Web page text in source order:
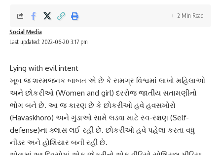
Last updated: 2022-06-20 3:17 pm
Social Media
2 Min Read
Lying with evil intent
ખૂબ જ શરમજનક બાબત એ છે કે સમગ્ર વિશ્વમાં લાખો મહિલાઓ
અને છોકરીઓ (Women and girl) દરરોજ જાતીય સતામણીનો
ભોગ બને છે. આ જ કારણ છે કે છોકરીઓ હવે હવસખોરો
(Havaskhoro) અને ગુંડાઓ સામે લડવા માટે સ્વ-રક્ષણ (Self-
defense)ના ક્લાસ લઈ રહી છે. છોકરીઓ હવે પહેલા કરતા વધુ
નીડર અને હોશિયાર બની રહી છે.